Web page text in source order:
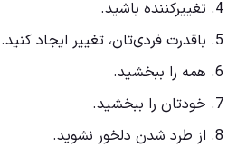
4. تغییرکننده باشید.
5. باقدرت فردی‌تان، تغییر ایجاد کنید.
6. همه را ببخشید.
7. خودتان را ببخشید.
8. از طرد شدن دلخور نشوید.